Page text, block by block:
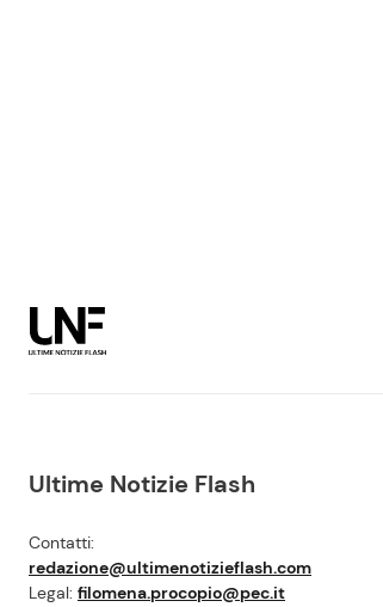
Ultime Notizie Flash
Contatti:
redazione@ultimenotizieflash.com
Legal: filomena.procopio@pec.it